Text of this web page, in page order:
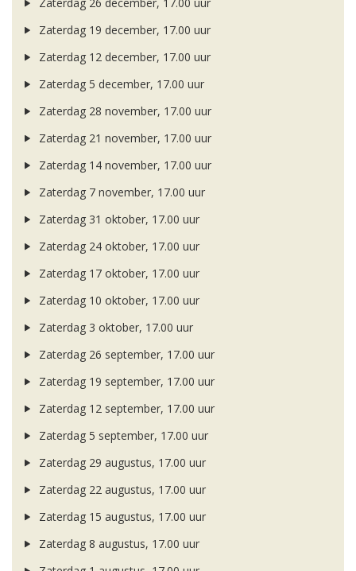
Zaterdag 26 december, 17.00 uur
Zaterdag 19 december, 17.00 uur
Zaterdag 12 december, 17.00 uur
Zaterdag 5 december, 17.00 uur
Zaterdag 28 november, 17.00 uur
Zaterdag 21 november, 17.00 uur
Zaterdag 14 november, 17.00 uur
Zaterdag 7 november, 17.00 uur
Zaterdag 31 oktober, 17.00 uur
Zaterdag 24 oktober, 17.00 uur
Zaterdag 17 oktober, 17.00 uur
Zaterdag 10 oktober, 17.00 uur
Zaterdag 3 oktober, 17.00 uur
Zaterdag 26 september, 17.00 uur
Zaterdag 19 september, 17.00 uur
Zaterdag 12 september, 17.00 uur
Zaterdag 5 september, 17.00 uur
Zaterdag 29 augustus, 17.00 uur
Zaterdag 22 augustus, 17.00 uur
Zaterdag 15 augustus, 17.00 uur
Zaterdag 8 augustus, 17.00 uur